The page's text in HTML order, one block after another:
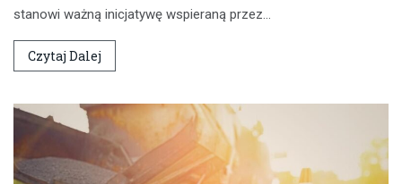
stanowi ważną inicjatywę wspieraną przez…
Czytaj Dalej